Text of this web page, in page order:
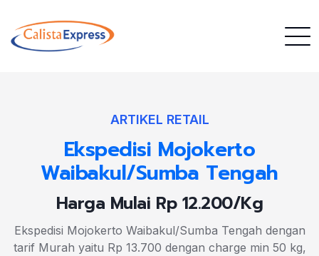
ARTIKEL RETAIL
Ekspedisi Mojokerto
Waibakul/Sumba Tengah
Harga Mulai Rp 12.200/Kg
Ekspedisi Mojokerto Waibakul/Sumba Tengah dengan
tarif Murah yaitu Rp 13.700 dengan charge min 50 kg,